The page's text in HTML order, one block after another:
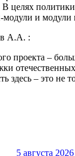
В целях
и модули
А.А. :
проекта –
здесь – это
5 августа 2026